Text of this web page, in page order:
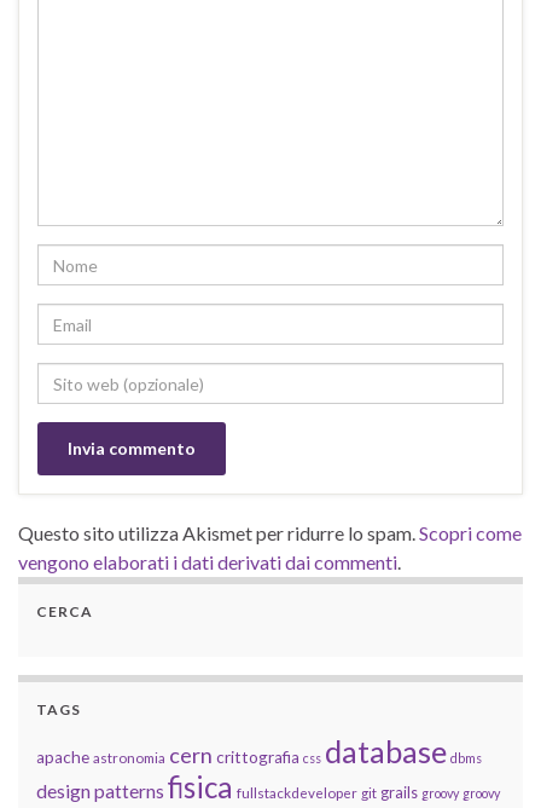
Questo sito utilizza Akismet per ridurre lo spam.Scopri come
vengono elaborati i dati derivati dai commenti.
CERCA
TAGS
apache astronomia cern crittografia css database dbms
design patterns fisica fullstackdeveloper git grails groovy groovy